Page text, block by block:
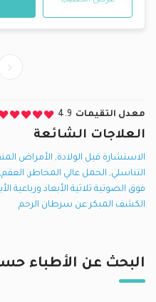
معدل التقيمات 4.9
العلاجات الشائعة
الاستشارة قبل الولادة, الأمراض
التناسلي, الحمل عالي المخاطر, العقم,
فوق الصوتية ثلاثية الأبعاد ورباعية
الكشف المبكر عن سرطان الرحم
البحث عن الأطباء